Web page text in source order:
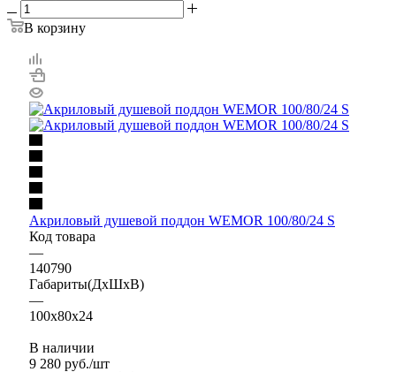
В корзину
Акриловый душевой поддон WEMOR 100/80/24 S
Код товара
—
140790
Габариты(ДхШхВ)
—
100x80x24
В наличии
9 280 руб./шт